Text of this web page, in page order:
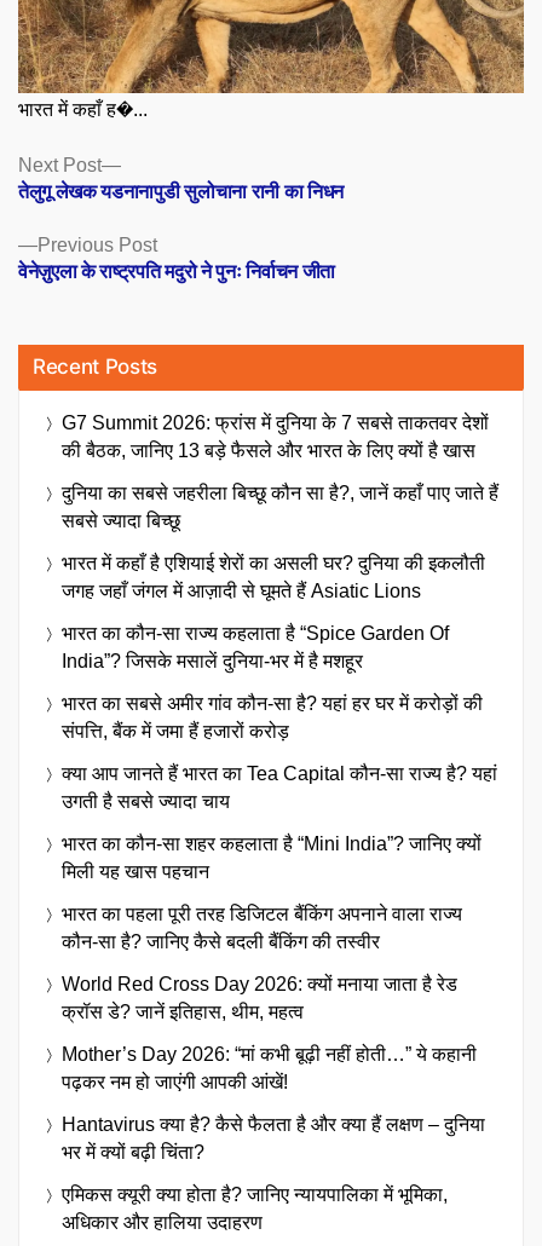
भारत में कहाँ ह�...
Posts
navigation
Previous PostPrevious
post:
वेनेज़ुएला के राष्ट्रपति मदुरो ने पुनः निर्वाचन जीता
Next Post
Next
post:
तेलुगू लेखक यडनानापुडी सुलोचाना रानी का निधन
Recent Posts
G7 Summit 2026: फ्रांस में दुनिया के 7 सबसे ताकतवर देशों
की बैठक, जानिए 13 बड़े फैसले और भारत के लिए क्यों है खास
दुनिया का सबसे जहरीला बिच्छू कौन सा है?, जानें कहाँ पाए जाते हैं
सबसे ज्यादा बिच्छू
भारत में कहाँ है एशियाई शेरों का असली घर? दुनिया की इकलौती
जगह जहाँ जंगल में आज़ादी से घूमते हैं Asiatic Lions
भारत का कौन-सा राज्य कहलाता है “Spice Garden Of
India”? जिसके मसालें दुनिया-भर में है मशहूर
भारत का सबसे अमीर गांव कौन-सा है? यहां हर घर में करोड़ों की
संपत्ति, बैंक में जमा हैं हजारों करोड़
क्या आप जानते हैं भारत का Tea Capital कौन-सा राज्य है? यहां
उगती है सबसे ज्यादा चाय
भारत का कौन-सा शहर कहलाता है “Mini India”? जानिए क्यों
मिली यह खास पहचान
भारत का पहला पूरी तरह डिजिटल बैंकिंग अपनाने वाला राज्य
कौन-सा है? जानिए कैसे बदली बैंकिंग की तस्वीर
World Red Cross Day 2026: क्यों मनाया जाता है रेड
क्रॉस डे? जानें इतिहास, थीम, महत्व
Mother’s Day 2026: “मां कभी बूढ़ी नहीं होती…” ये कहानी
पढ़कर नम हो जाएंगी आपकी आंखें!
Hantavirus क्या है? कैसे फैलता है और क्या हैं लक्षण – दुनिया
भर में क्यों बढ़ी चिंता?
एमिकस क्यूरी क्या होता है? जानिए न्यायपालिका में भूमिका,
अधिकार और हालिया उदाहरण